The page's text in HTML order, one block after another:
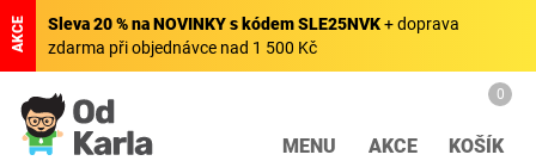
AKCE Sleva 20 % na NOVINKY s kódem SLE25NVK+ doprava
zdarma při objednávce nad 1 500 Kč
MENU AKCE
0
KOŠÍK